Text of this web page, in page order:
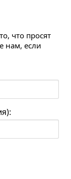
что просят
нам, если